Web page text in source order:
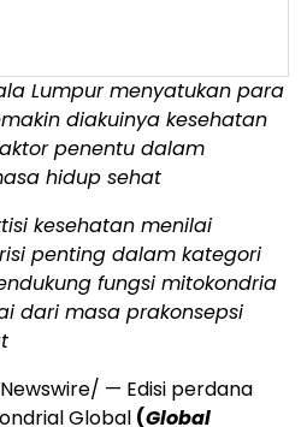
Lumpur menyatukan para
diakuinya kesehatan
penentu dalam
hidup sehat
kesehatan menilai
penting dalam kategori
fungsi mitokondria
dari masa prakonsepsi
— Edisi perdana
Global (Global